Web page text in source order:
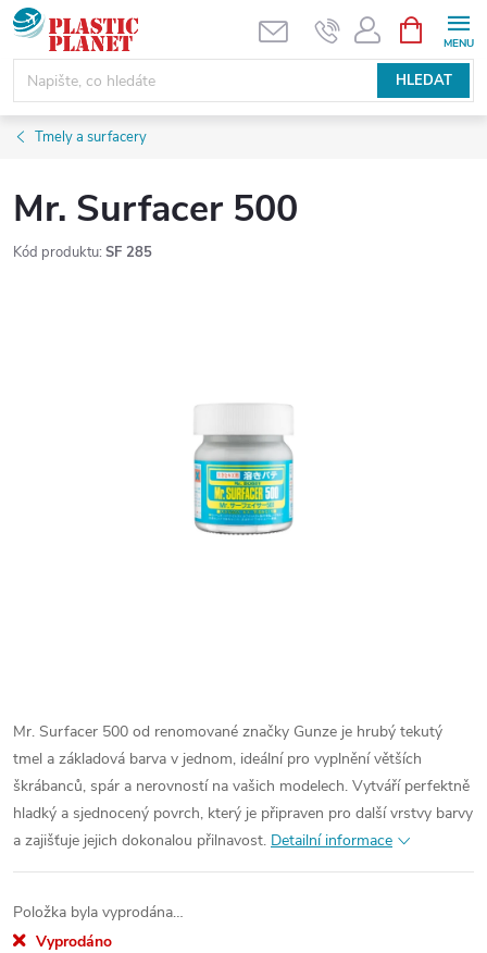
Přejít
na
obsah
HLEDAT
NÁKUPNÍ
KOŠÍK
Tmely a surfacery
Mr. Surfacer 500
Kód produktu: SF 285
Mr. Surfacer 500 od renomované značky Gunze je hrubý tekutý
tmel a základová barva v jednom, ideální pro vyplnění větších
škrábanců, spár a nerovností na vašich modelech. Vytváří perfektně
hladký a sjednocený povrch, který je připraven pro další vrstvy barvy
a zajišťuje jejich dokonalou přilnavost. Detailní informace
Položka byla vyprodána…
Vyprodáno